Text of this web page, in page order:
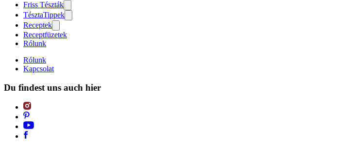
Friss Tészták
TésztaTippek
Receptek
Receptfüzetek
Rólunk
Rólunk
Kapcsolat
Du findest uns auch hier